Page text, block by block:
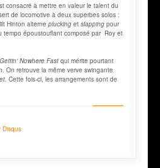
consacré à mettre en valeur le talent du
de locomotive à deux superbes solos :
Hinton alterne plucking et slapping pour
tempo époustouflant composé par Roy et
Nowhere Fast qui mérite pourtant
On retrouve la même verve swingante
. Cette fois-ci, les arrangements sont de
Disqus